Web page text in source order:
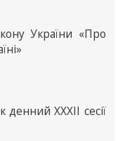
України «Про
ХХХІІ сесії